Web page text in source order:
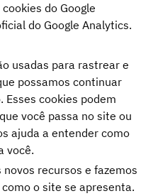
do Google
do Google Analytics.
usadas para rastrear e
possamos continuar
cookies podem
você passa no site ou
ajuda a entender como
você.
recursos e fazemos
o site se apresenta.